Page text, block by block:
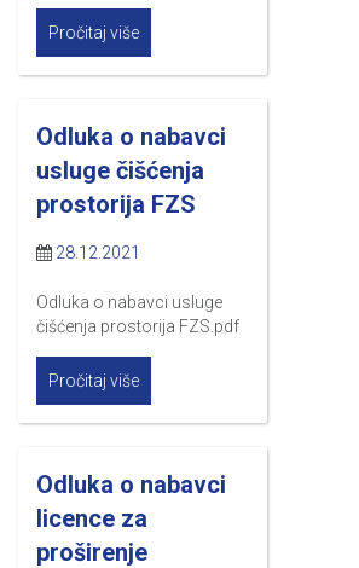
Pročitaj više
Odluka o nabavci
usluge čišćenja
prostorija FZS
28.12.2021
Odluka o nabavci usluge
čišćenja prostorija FZS.pdf
Pročitaj više
Odluka o nabavci
licence za
proširenje